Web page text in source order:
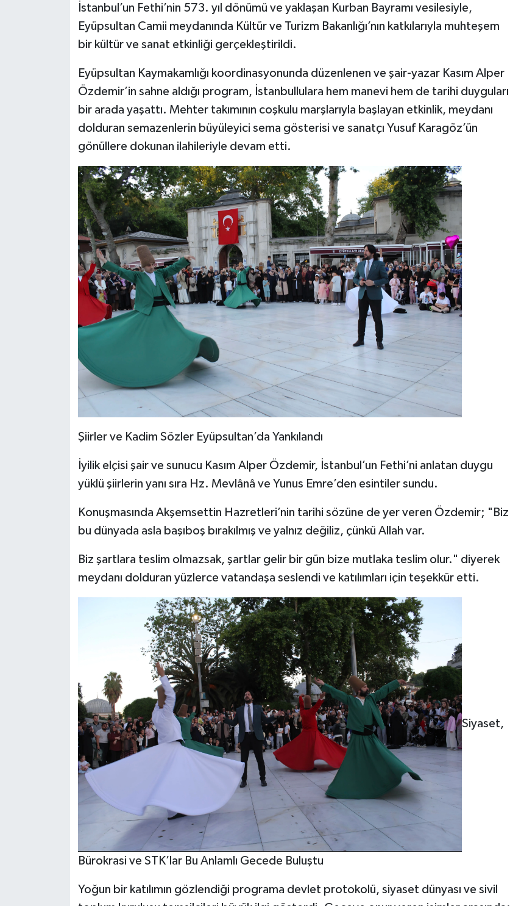
İstanbul’un Fethi’nin 573. yıl dönümü ve yaklaşan Kurban Bayramı vesilesiyle,
Eyüpsultan Camii meydanında Kültür ve Turizm Bakanlığı’nın katkılarıyla muhteşem
bir kültür ve sanat etkinliği gerçekleştirildi.
Eyüpsultan Kaymakamlığı koordinasyonunda düzenlenen ve şair-yazar Kasım Alper
Özdemir’in sahne aldığı program, İstanbullulara hem manevi hem de tarihi duyguları
bir arada yaşattı. Mehter takımının coşkulu marşlarıyla başlayan etkinlik, meydanı
dolduran semazenlerin büyüleyici sema gösterisi ve sanatçı Yusuf Karagöz’ün
gönüllere dokunan ilahileriyle devam etti.
Şiirler ve Kadim Sözler Eyüpsultan’da Yankılandı
İyilik elçisi şair ve sunucu Kasım Alper Özdemir, İstanbul’un Fethi’ni anlatan duygu
yüklü şiirlerin yanı sıra Hz. Mevlânâ ve Yunus Emre’den esintiler sundu.
Konuşmasında Akşemsettin Hazretleri’nin tarihi sözüne de yer veren Özdemir; "Biz
bu dünyada asla başıboş bırakılmış ve yalnız değiliz, çünkü Allah var.
Biz şartlara teslim olmazsak, şartlar gelir bir gün bize mutlaka teslim olur." diyerek
meydanı dolduran yüzlerce vatandaşa seslendi ve katılımları için teşekkür etti.
Siyaset,
Bürokrasi ve STK’lar Bu Anlamlı Gecede Buluştu
Yoğun bir katılımın gözlendiği programa devlet protokolü, siyaset dünyası ve sivil